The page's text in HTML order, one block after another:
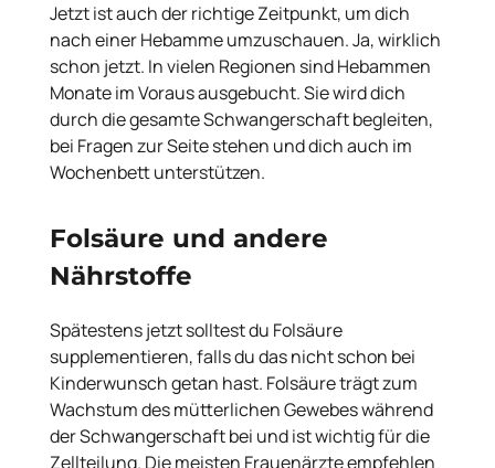
Jetzt ist auch der richtige Zeitpunkt, um dich
nach einer Hebamme umzuschauen. Ja, wirklich
schon jetzt. In vielen Regionen sind Hebammen
Monate im Voraus ausgebucht. Sie wird dich
durch die gesamte Schwangerschaft begleiten,
bei Fragen zur Seite stehen und dich auch im
Wochenbett unterstützen.
Folsäure und andere
Nährstoffe
Spätestens jetzt solltest du Folsäure
supplementieren, falls du das nicht schon bei
Kinderwunsch getan hast. Folsäure trägt zum
Wachstum des mütterlichen Gewebes während
der Schwangerschaft bei und ist wichtig für die
Zellteilung. Die meisten Frauenärzte empfehlen